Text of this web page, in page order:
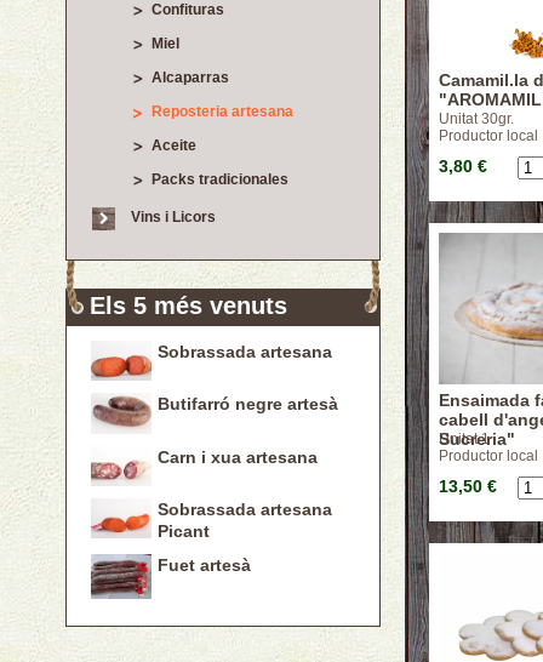
Confituras
Miel
Alcaparras
Reposteria artesana
Aceite
Packs tradicionales
Vins i Licors
Els 5 més venuts
Sobrassada artesana
Butifarró negre artesà
Carn i xua artesana
Sobrassada artesana
Picant
Fuet artesà
Camamil.la
Unitat 30gr.
Productor local
3,80 €
Ensaimada
cabell
Sucreria"
Unitat 1
Productor local
13,50 €